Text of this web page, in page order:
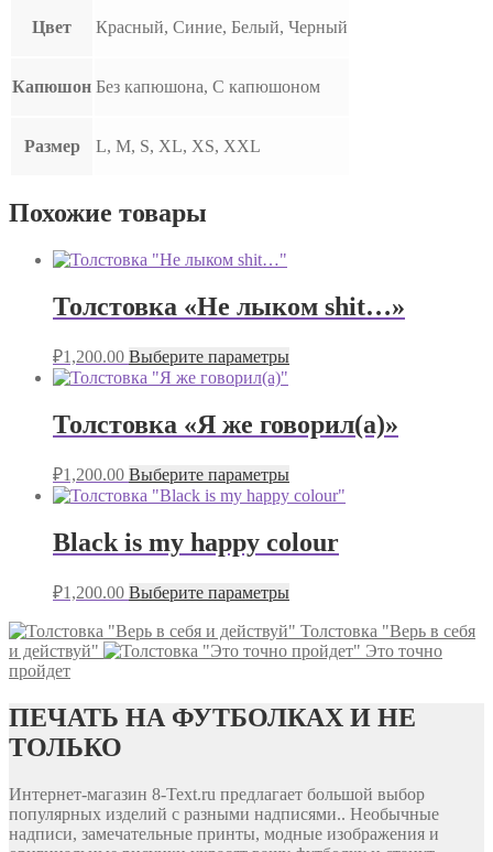
Цвет Красный, Синие, Белый, Черный
Капюшон Без капюшона, С капюшоном
Размер L, M, S, XL, XS, XXL
Похожие товары
Толстовка «Не лыком shit…»
₽1,200.00 Выберите параметры
Толстовка «Я же говорил(а)»
₽1,200.00 Выберите параметры
Black is my happy colour
₽1,200.00 Выберите параметры
Толстовка "Верь в себя
и действуй"
Это точно
пройдет
ПЕЧАТЬ НА ФУТБОЛКАХ И НЕ
ТОЛЬКО
Интернет-магазин 8-Text.ru предлагает большой выбор
популярных изделий с разными надписями.. Необычные
надписи, замечательные принты, модные изображения и